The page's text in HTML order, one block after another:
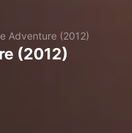
Adventure (2012)
(2012)